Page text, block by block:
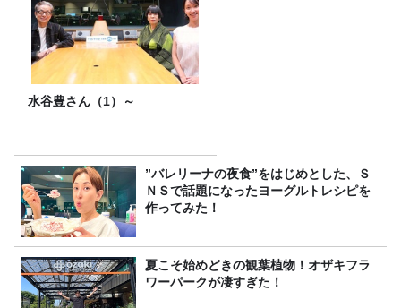
水谷豊さん（1）～
”バレリーナの夜食”をはじめとした、Ｓ
ＮＳで話題になったヨーグルトレシピを
作ってみた！
夏こそ始めどきの観葉植物！オザキフラ
ワーパークが凄すぎた！